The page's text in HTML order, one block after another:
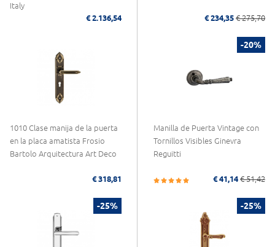
Italy
€ 2.136,54
€ 234,35 € 275,70
1010 Clase manija de la puerta
en la placa amatista Frosio
Bartolo Arquitectura Art Deco
€ 318,81
-20%
Manilla de Puerta Vintage con
Tornillos Visibles Ginevra
Reguitti
€ 41,14 € 51,42
-25% -25%